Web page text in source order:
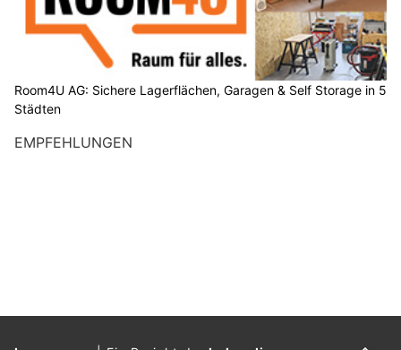
Room4U AG: Sichere Lagerflächen, Garagen & Self Storage in 5
Städten
EMPFEHLUNGEN